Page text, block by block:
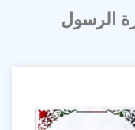
الرسول